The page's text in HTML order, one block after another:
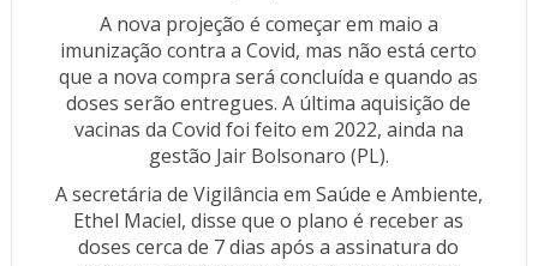
A nova projeção é começar em maio a
imunização contra a Covid, mas não está certo
que a nova compra será concluída e quando as
doses serão entregues. A última aquisição de
vacinas da Covid foi feito em 2022, ainda na
gestão Jair Bolsonaro (PL).
A secretária de Vigilância em Saúde e Ambiente,
Ethel Maciel, disse que o plano é receber as
doses cerca de 7 dias após a assinatura do